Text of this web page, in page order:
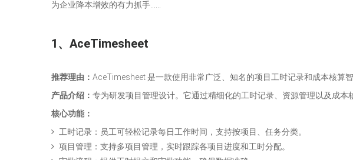
为企业降本增效的有力抓手……
1、AceTimesheet
推荐理由： AceTimesheet 是一款使用非常广泛、知名的项目工时记录和成本核算智
产品介绍： 专为研发项目管理设计。它通过精细化的工时记录、资源管理以及成本
核心功能：
工时记录：员工可轻松记录每日工作时间，支持按项目、任务分类。
项目管理：支持多项目管理，实时跟踪各项目进度和工时分配。